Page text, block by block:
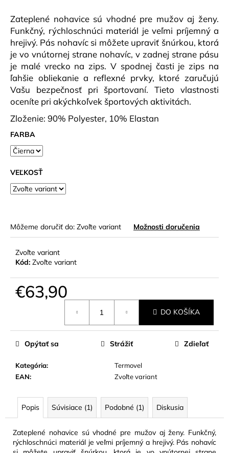
Zateplené nohavice sú vhodné pre mužov aj ženy.
Funkčný, rýchloschnúci materiál je veľmi príjemný a
hrejivý. Pás nohavíc si môžete upraviť šnúrkou, ktorá
je vo vnútornej strane nohavíc, v zadnej strane pásu
je malé vrecko na zips. V spodnej časti je zips na
ľahšie obliekanie a reflexné prvky, ktoré zaručujú
Vašu bezpečnosť pri športovaní. Tieto vlastnosti
oceníte pri akýchkoľvek športových aktivitách.
Zloženie: 90% Polyester, 10% Elastan
FARBA
VEĽKOSŤ
Môžeme doručiť do: Zvoľte variant Možnosti doručenia
Zvoľte variant
Kód: Zvoľte variant
€63,90
DO KOŠÍKA
Kategória:
Termovel
EAN: Zvoľte variant
Opýtať sa Strážiť Zdieľať
Popis Súvisiace (1) Podobné (1) Diskusia
Zateplené nohavice sú vhodné pre mužov aj ženy. Funkčný,
rýchloschnúci materiál je veľmi príjemný a hrejivý. Pás nohavíc
a
m
e
ČELENKA
WILD
FLOWER
€7,90